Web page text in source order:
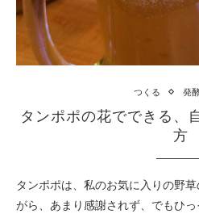
つくる 発
タンポポの花でできる、
方
タンポポは、私のお気に入りの野
がら、あまり感謝されず、でもひ